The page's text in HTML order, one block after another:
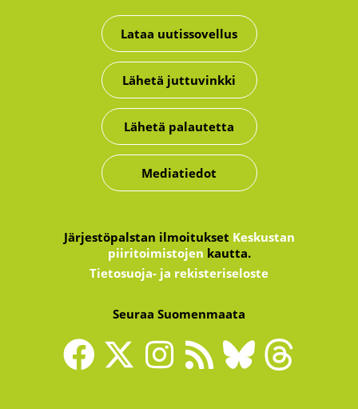
Lataa uutissovellus
Lähetä juttuvinkki
Lähetä palautetta
Mediatiedot
Järjestöpalstan ilmoitukset Keskustan
piiritoimistojen kautta.
Tietosuoja- ja rekisteriseloste
Seuraa Suomenmaata